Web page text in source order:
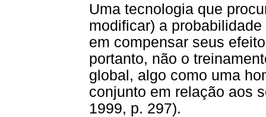
Uma tecnologia que
modificar) a
em compensar seus
portanto, não o
global, algo como uma
conjunto em relação aos
1999, p. 297).